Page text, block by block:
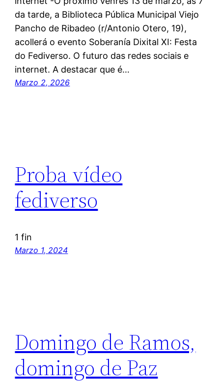
da tarde, a Biblioteca Pública Municipal Viejo
Pancho de Ribadeo (r/Antonio Otero, 19),
acollerá o evento Soberanía Dixital XI: Festa
do Fediverso. O futuro das redes sociais e
internet. A destacar que é…
Marzo 2, 2026
Proba vídeo
fediverso
1 fin
Marzo 1, 2024
Domingo de Ramos,
domingo de Paz